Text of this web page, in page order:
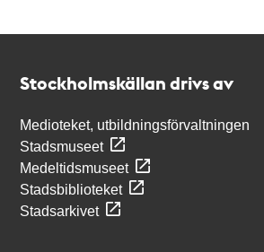
Stockholmskällan drivs av
Medioteket, utbildningsförvaltningen
Stadsmuseet
Medeltidsmuseet
Stadsbiblioteket
Stadsarkivet